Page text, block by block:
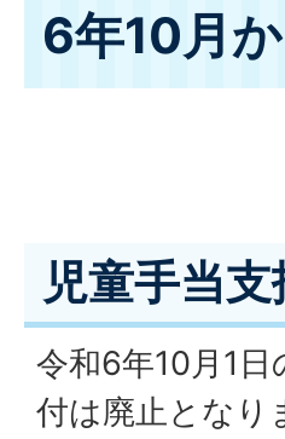
6年10月か
児童手当
令和6年10月1
付は廃止となり